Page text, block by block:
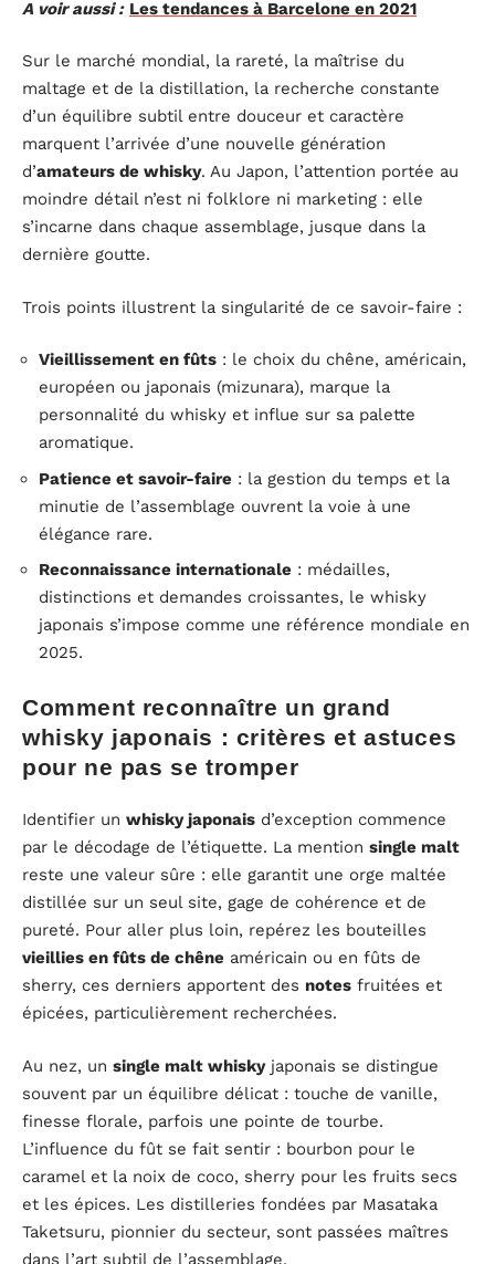
A voir aussi : Les tendances à Barcelone en 2021
Sur le marché mondial, la rareté, la maîtrise du
maltage et de la distillation, la recherche constante
d’un équilibre subtil entre douceur et caractère
marquent l’arrivée d’une nouvelle génération
d’amateurs de whisky. Au Japon, l’attention portée au
moindre détail n’est ni folklore ni marketing : elle
s’incarne dans chaque assemblage, jusque dans la
dernière goutte.
Trois points illustrent la singularité de ce savoir-faire :
Vieillissement en fûts : le choix du chêne, américain,
européen ou japonais (mizunara), marque la
personnalité du whisky et influe sur sa palette
aromatique.
Patience et savoir-faire : la gestion du temps et la
minutie de l’assemblage ouvrent la voie à une
élégance rare.
Reconnaissance internationale : médailles,
distinctions et demandes croissantes, le whisky
japonais s’impose comme une référence mondiale en
2025.
Comment reconnaître un grand
whisky japonais : critères et astuces
pour ne pas se tromper
Identifier un whisky japonais d’exception commence
par le décodage de l’étiquette. La mention single malt
reste une valeur sûre : elle garantit une orge maltée
distillée sur un seul site, gage de cohérence et de
pureté. Pour aller plus loin, repérez les bouteilles
vieillies en fûts de chêne américain ou en fûts de
sherry, ces derniers apportent des notes fruitées et
épicées, particulièrement recherchées.
Au nez, un single malt whiskyjaponais se distingue
souvent par un équilibre délicat : touche de vanille,
finesse florale, parfois une pointe de tourbe.
L’influence du fût se fait sentir : bourbon pour le
caramel et la noix de coco, sherry pour les fruits secs
et les épices. Les distilleries fondées par Masataka
Taketsuru, pionnier du secteur, sont passées maîtres
dans l’art subtil de l’assemblage.